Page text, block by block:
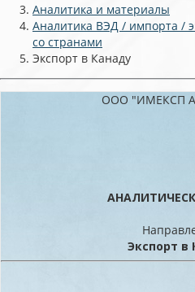
Аналитика и материалы
Аналитика ВЭД / импорта /
со странами
Экспорт в Канаду
ООО "ИМЕКСП
Экспорт в